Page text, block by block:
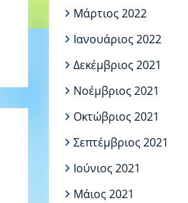
Μάρτιος 2022
Ιανουάριος 2022
Δεκέμβριος 2021
Νοέμβριος 2021
Οκτώβριος 2021
Σεπτέμβριος 2021
Ιούνιος 2021
Μάιος 2021